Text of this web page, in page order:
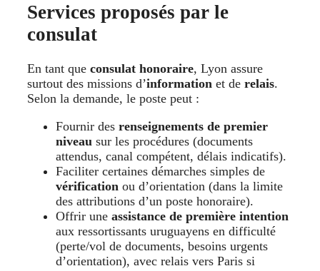
Services proposés par le
consulat
En tant que consulat honoraire, Lyon assure
surtout des missions d’information et de relais.
Selon la demande, le poste peut :
Fournir des renseignements de premier
niveau sur les procédures (documents
attendus, canal compétent, délais indicatifs).
Faciliter certaines démarches simples de
vérification ou d’orientation (dans la limite
des attributions d’un poste honoraire).
Offrir une assistance de première intention
aux ressortissants uruguayens en difficulté
(perte/vol de documents, besoins urgents
d’orientation), avec relais vers Paris si